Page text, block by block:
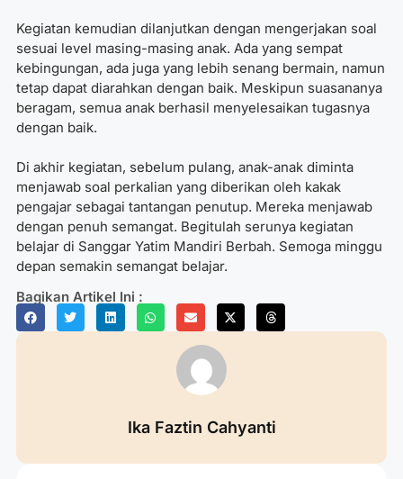
Kegiatan kemudian dilanjutkan dengan mengerjakan soal
sesuai level masing-masing anak. Ada yang sempat
kebingungan, ada juga yang lebih senang bermain, namun
tetap dapat diarahkan dengan baik. Meskipun suasananya
beragam, semua anak berhasil menyelesaikan tugasnya
dengan baik.
Di akhir kegiatan, sebelum pulang, anak-anak diminta
menjawab soal perkalian yang diberikan oleh kakak
pengajar sebagai tantangan penutup. Mereka menjawab
dengan penuh semangat. Begitulah serunya kegiatan
belajar di Sanggar Yatim Mandiri Berbah. Semoga minggu
depan semakin semangat belajar.
Bagikan Artikel Ini :
Ika Faztin Cahyanti